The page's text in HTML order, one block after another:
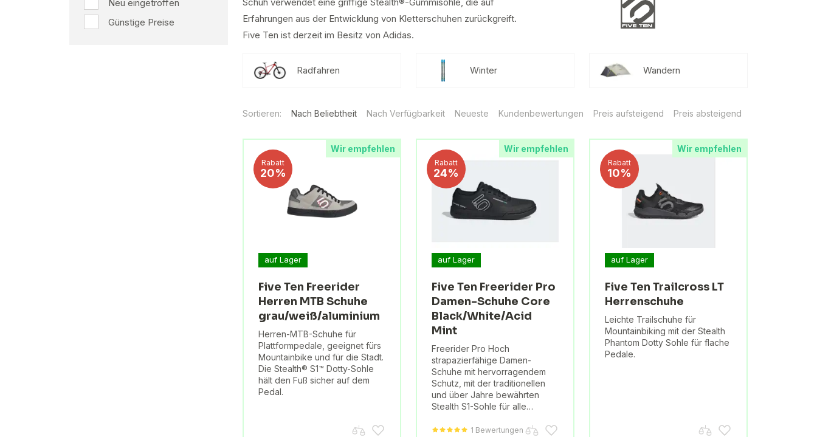
Neu eingetroffen
Günstige Preise
Erfahrungen aus der Entwicklung von Kletterschuhen zurückgreift.
Five Ten ist derzeit im Besitz von Adidas.
Radfahren Winter Wandern
Sortieren: Nach Beliebtheit Nach Verfügbarkeit Neueste Kundenbewertungen Preis aufsteigend Preis absteigend
Wir empfehlen
Rabatt
20%
auf Lager
Five Ten Freerider
Herren MTB Schuhe
grau/weiß/aluminium
Herren-MTB-Schuhe für
Plattformpedale, geeignet fürs
Mountainbike und für die Stadt.
Die Stealth® S1™ Dotty-Sohle
hält den Fuß sicher auf dem
Pedal.
Wir empfehlen
Rabatt
24%
auf Lager
Five Ten Freerider Pro
Damen-Schuhe Core
Black/White/Acid
Mint
Freerider Pro Hoch
strapazierfähige Damen-
Schuhe mit hervorragendem
Schutz, mit der traditionellen
und über Jahre bewährten
Stealth S1-Sohle für alle…
1 Bewertungen
Wir empfehlen
Rabatt
10%
auf Lager
Five Ten Trailcross LT
Herrenschuhe
Leichte Trailschuhe für
Mountainbiking mit der Stealth
Phantom Dotty Sohle für flache
Pedale.